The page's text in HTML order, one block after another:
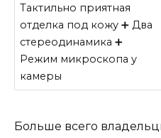
Тактильно приятная
отделка под кожу ➕ Два
стереодинамика ➕
Режим микроскопа у
камеры
Больше всего